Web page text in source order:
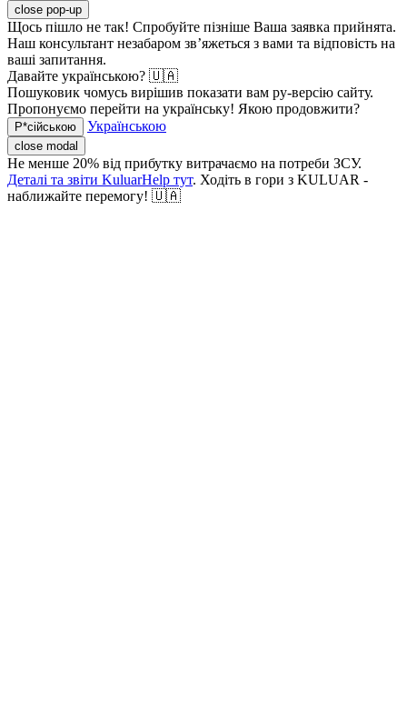
close pop-up
Щось пішло не так! Спробуйте пізніше Ваша заявка прийнята.
Наш консультант незабаром зв’яжеться з вами та відповість на
ваші запитання.
Давайте українською? 🇺🇦
Пошуковик чомусь вирішив показати вам ру-версію сайту.
Пропонуємо перейти на українську! Якою продовжити?
Р*сійською Українською
close modal
Не менше 20% від прибутку витрачаємо на потреби ЗСУ.
Деталі та звіти KuluarHelp тут. Ходіть в гори з KULUAR -
наближайте перемогу! 🇺🇦